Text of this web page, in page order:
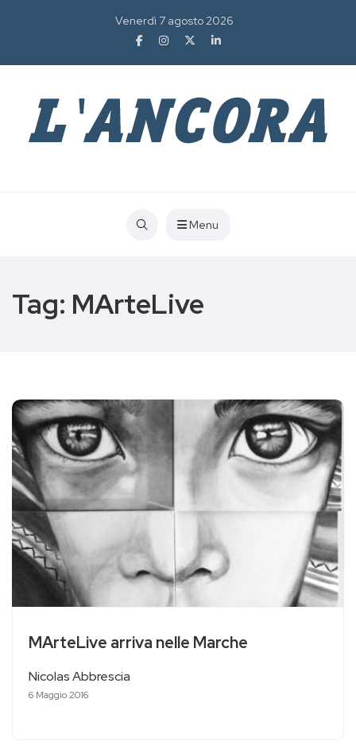
Venerdì 7 agosto 2026
Menu
Tag: MArteLive
MArteLive arriva nelle Marche
Nicolas Abbrescia
6 Maggio 2016